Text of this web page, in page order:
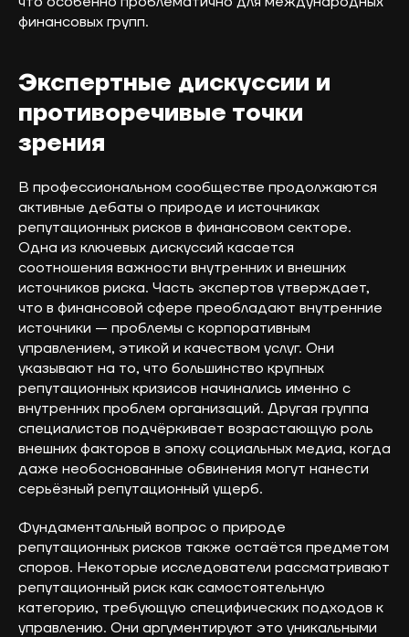
финансовых групп.
Экспертные дискуссии и
противоречивые точки
зрения
В профессиональном сообществе продолжаются
активные дебаты о природе и источниках
репутационных рисков в финансовом секторе.
Одна из ключевых дискуссий касается
соотношения важности внутренних и внешних
источников риска. Часть экспертов утверждает,
что в финансовой сфере преобладают внутренние
источники — проблемы с корпоративным
управлением, этикой и качеством услуг. Они
указывают на то, что большинство крупных
репутационных кризисов начинались именно с
внутренних проблем организаций. Другая группа
специалистов подчёркивает возрастающую роль
внешних факторов в эпоху социальных медиа, когда
даже необоснованные обвинения могут нанести
серьёзный репутационный ущерб.
Фундаментальный вопрос о природе
репутационных рисков также остаётся предметом
споров. Некоторые исследователи рассматривают
репутационный риск как самостоятельную
категорию, требующую специфических подходов к
управлению. Они аргументируют это уникальными
ИНН 9704235291
г. Москва, ул. Остоженка, д. 10
+7 (926) 866-31-00
info@orion-solutions.ru